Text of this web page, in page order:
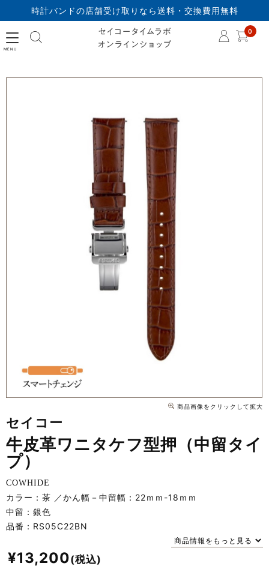
時計バンドの店舗受け取りなら送料・交換費用無料
セイコータイムラボオ
0
商品画像をクリックして拡大
セイコー
牛皮革ワニタケフ型押（中留タイ
プ）
COWHIDE
カラー：茶
かん幅－中留幅：22ｍｍ-18ｍｍ
中留：銀色
品番： RS05C22BN
商品情報をもっと見る
¥13,200